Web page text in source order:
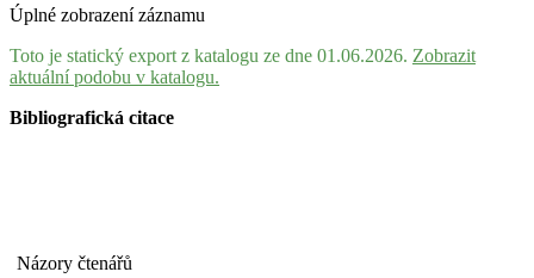
Úplné zobrazení záznamu
Toto je statický export z katalogu ze dne 01.06.2026. Zobrazit
aktuální podobu v katalogu.
Bibliografická citace
Názory čtenářů